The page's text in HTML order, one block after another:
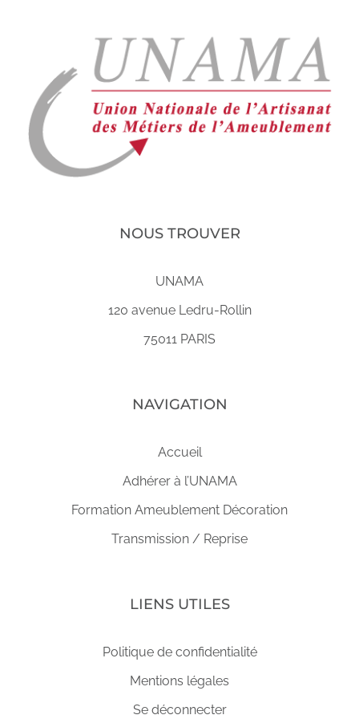
NOUS TROUVER
UNAMA
120 avenue Ledru-Rollin
75011 PARIS
NAVIGATION
Accueil
Adhérer à l’UNAMA
Formation Ameublement Décoration
Transmission / Reprise
LIENS UTILES
Politique de confidentialité
Mentions légales
Se déconnecter